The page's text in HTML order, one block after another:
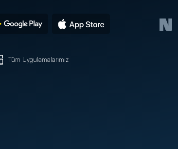
Tüm Uygulamalarımız